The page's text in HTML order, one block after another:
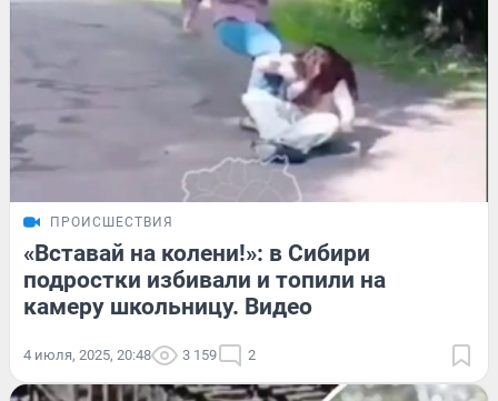
ПРОИСШЕСТВИЯ
«Вставай на колени!»: в Сибири
подростки избивали и топили на
камеру школьницу. Видео
4 июля, 2025, 20:48 3 159 2